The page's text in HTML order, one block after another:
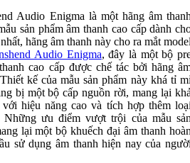
Audio Enigma là một hãng âm
sản phẩm âm thanh cao cấp dành
hãng âm thanh này cho ra mắt
Audio Enigma, đây là một bộ
cao cấp được chế tác bởi hãng
kế của mẫu sản phẩm này khá tỉ
bị một bộ cấp nguồn rời, mang lại
hiệu năng cao và tích hợp thêm
Những ưu điểm vượt trội của mẫu
lại một bộ khuếch đại âm thanh
sử dụng âm thanh hiện nay của